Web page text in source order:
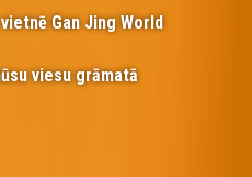
Gan Jing World
viesu grāmatā